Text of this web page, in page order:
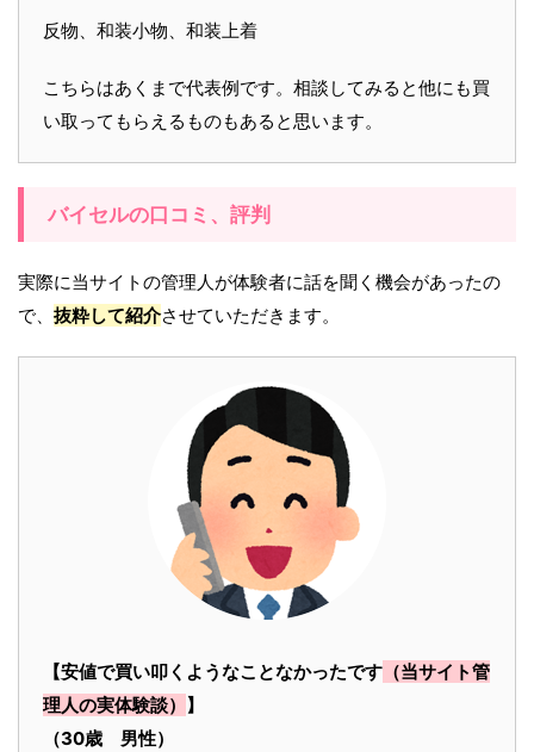
反物、和装小物、和装上着
こちらはあくまで代表例です。相談してみると他にも買
い取ってもらえるものもあると思います。
バイセルの口コミ、評判
実際に当サイトの管理人が体験者に話を聞く機会があったの
で、 抜粋して紹介させていただきます。
【安値で買い叩くようなことなかったです （当サイト管
理人の実体験談） 】
（30歳 男性）